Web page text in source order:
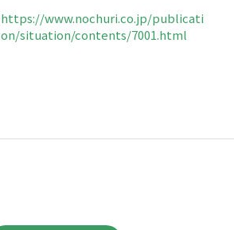
https://www.nochuri.co.jp/publicati
on/situation/contents/7001.html